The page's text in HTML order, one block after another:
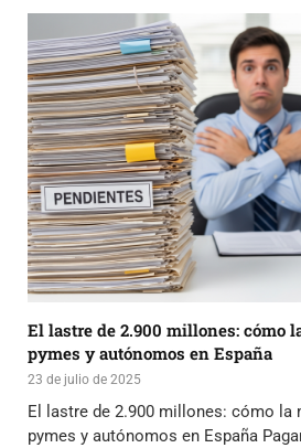
El lastre de 2.900 millones: cómo
pymes y autónomos en España
23 de julio de 2025
El lastre de 2.900 millones: cómo la
pymes y autónomos en España